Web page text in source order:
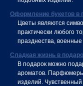
Оформление букетов в
Цветы являются
практически любого
празднества,
Сладкая жизнь в
В подарок можно
ароматов. Парфюмеры
изделий.